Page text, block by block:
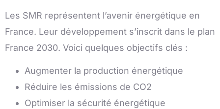
Les SMR représentent l’avenir énergétique en
France. Leur développement s’inscrit dans le plan
France 2030. Voici quelques objectifs clés :
Augmenter la production énergétique
Réduire les émissions de CO2
Optimiser la sécurité énergétique